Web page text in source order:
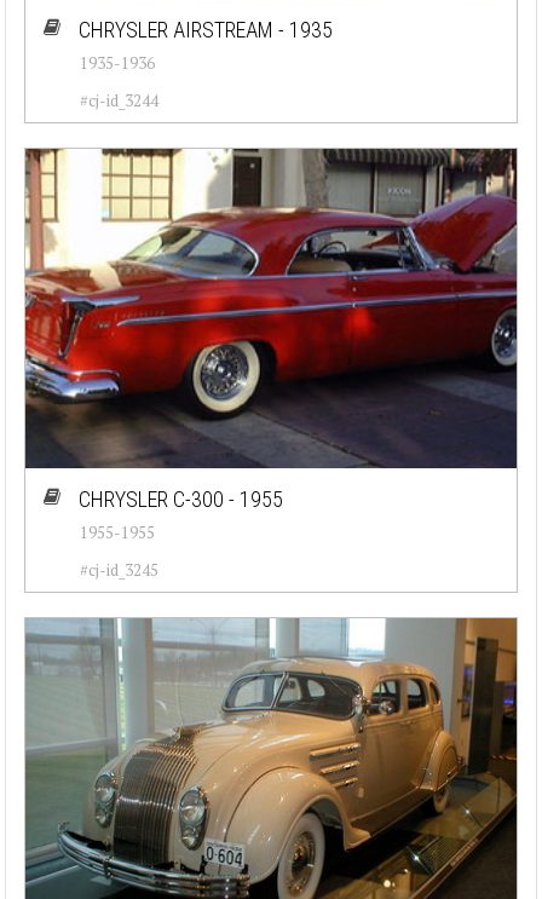
CHRYSLER AIRSTREAM - 1935
1935-1936
#cj-id_3244
CHRYSLER C-300 - 1955
1955-1955
#cj-id_3245